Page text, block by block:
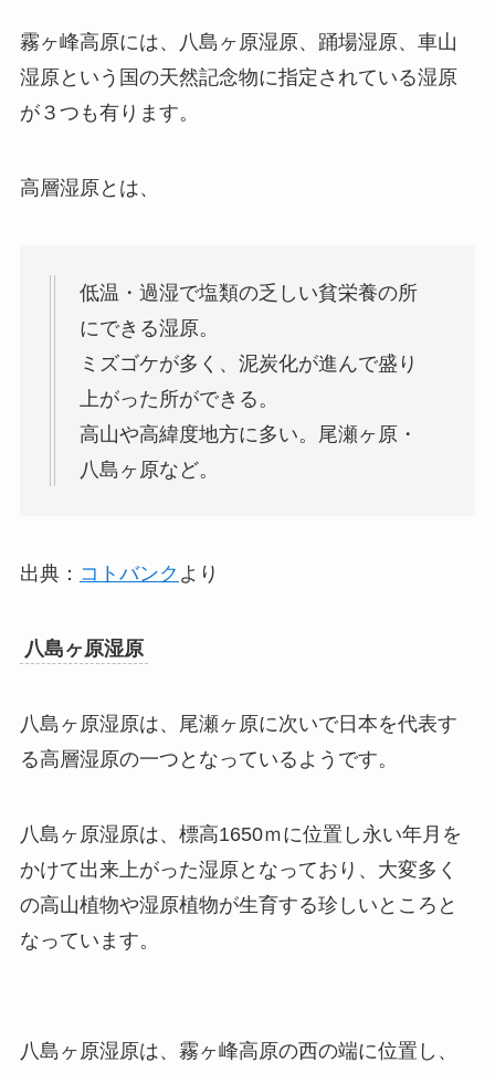
霧ヶ峰高原には、八島ヶ原湿原、踊場湿原、車山
湿原という国の天然記念物に指定されている湿原
が３つも有ります。
高層湿原とは、
低温・過湿で塩類の乏しい貧栄養の所
にできる湿原。
ミズゴケが多く、泥炭化が進んで盛り
上がった所ができる。
高山や高緯度地方に多い。尾瀬ヶ原・
八島ヶ原など。
出典： コトバンク より
八島ヶ原湿原
八島ヶ原湿原は、尾瀬ヶ原に次いで日本を代表す
る高層湿原の一つとなっているようです。
八島ヶ原湿原は、標高1650ｍに位置し永い年月を
かけて出来上がった湿原となっており、大変多く
の高山植物や湿原植物が生育する珍しいところと
なっています。
八島ヶ原湿原は、霧ヶ峰高原の西の端に位置し、